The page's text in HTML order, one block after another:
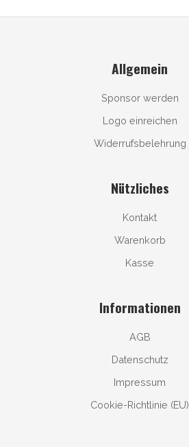
Allgemein
Sponsor werden
Logo einreichen
Widerrufsbelehrung
Nützliches
Kontakt
Warenkorb
Kasse
Informationen
AGB
Datenschutz
Impressum
Cookie-Richtlinie (EU)